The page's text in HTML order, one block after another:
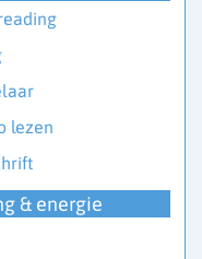
lezen
& energie